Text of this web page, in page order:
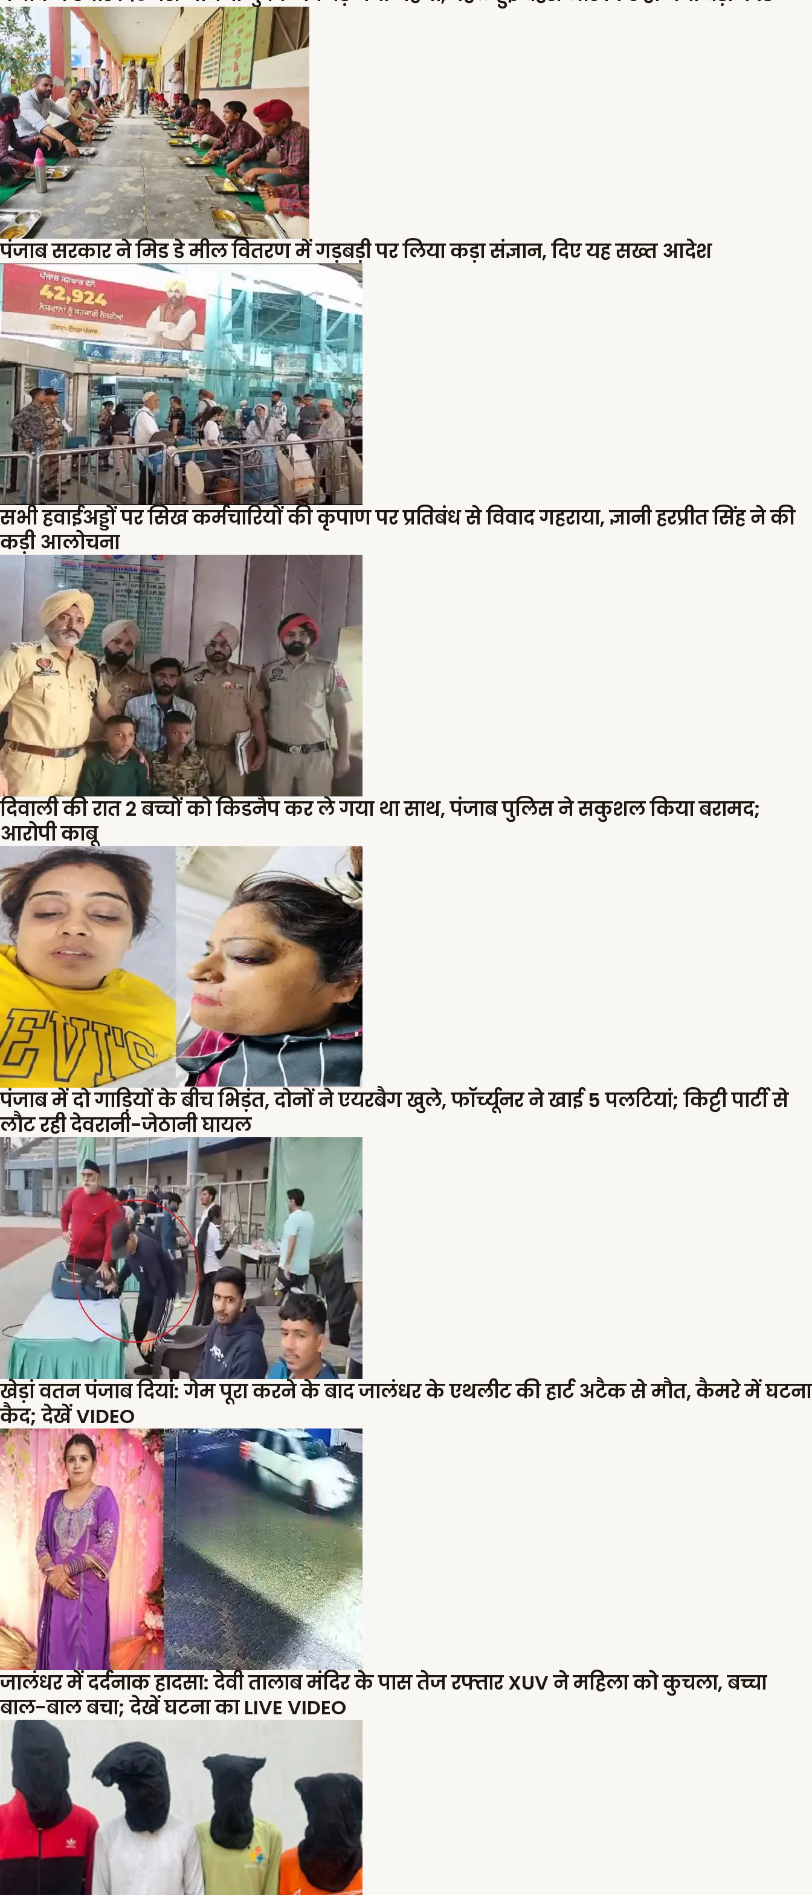
पंजाब सरकार ने मिड डे मील वितरण में गड़बड़ी पर लिया कड़ा संज्ञान, दिए यह सख्त आदेश
सभी हवाईअड्डों पर सिख कर्मचारियों की कृपाण पर प्रतिबंध से विवाद गहराया, ज्ञानी हरप्रीत सिंह ने की
कड़ी आलोचना
दिवाली की रात 2 बच्चों को किडनैप कर ले गया था साथ, पंजाब पुलिस ने सकुशल किया बरामद;
आरोपी काबू
पंजाब में दो गाड़ियों के बीच भिड़ंत, दोनों ने एयरबैग खुले, फॉर्च्यूनर ने खाई 5 पलटियां; किट्टी पार्टी से
लौट रही देवरानी-जेठानी घायल
खेड़ां वतन पंजाब दियां: गेम पूरा करने के बाद जालंधर के एथलीट की हार्ट अटैक से मौत, कैमरे में घटना
कैद; देखें VIDEO
जालंधर में दर्दनाक हादसा: देवी तालाब मंदिर के पास तेज रफ्तार XUV ने महिला को कुचला, बच्चा
बाल-बाल बचा; देखें घटना का LIVE VIDEO